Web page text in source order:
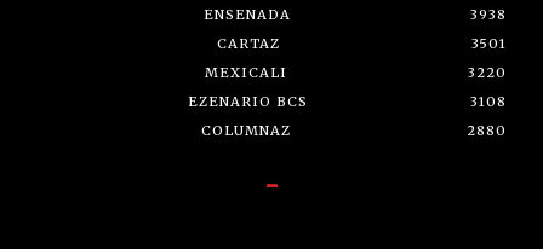
ENSENADA
3938
CARTAZ
3501
MEXICALI
3220
EZENARIO BCS
3108
COLUMNAZ
2880
-